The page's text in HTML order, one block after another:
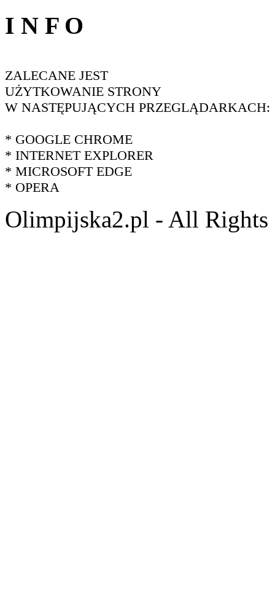
I N F O
ZALECANE JEST
UŻYTKOWANIE STRONY
W NASTĘPUJĄCYCH PRZEGLĄDARKACH:
* GOOGLE CHROME
* INTERNET EXPLORER
* MICROSOFT EDGE
* OPERA
Olimpijska2.pl - All Rights